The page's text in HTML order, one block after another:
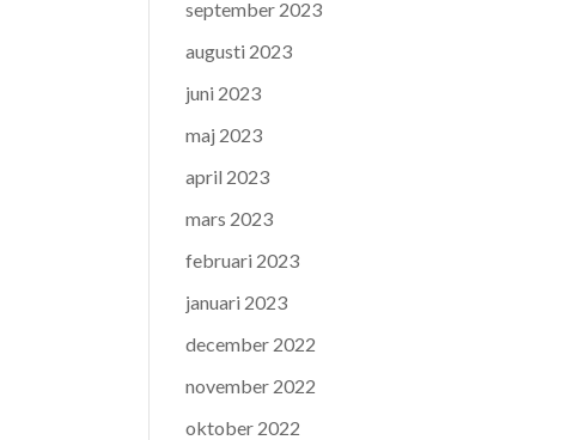
september 2023
augusti 2023
juni 2023
maj 2023
april 2023
mars 2023
februari 2023
januari 2023
december 2022
november 2022
oktober 2022